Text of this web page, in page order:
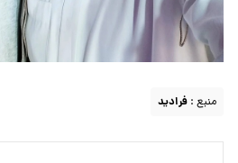
منبع : فرادید